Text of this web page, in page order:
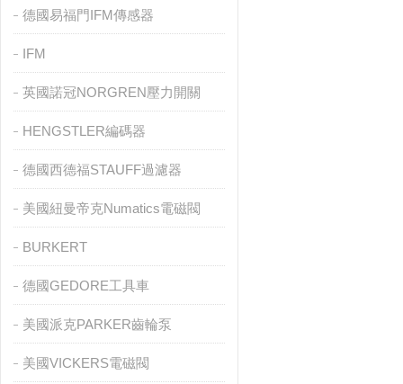
德國易福門IFM傳感器
IFM
英國諾冠NORGREN壓力開關
HENGSTLER編碼器
德國西德福STAUFF過濾器
美國紐曼帝克Numatics電磁閥
BURKERT
德國GEDORE工具車
美國派克PARKER齒輪泵
美國VICKERS電磁閥